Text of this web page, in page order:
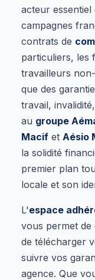
acteur
campagnes
contrats de
particuliers, les
travailleurs
que des
travail,
au groupe
Macif et Aésio
la solidité
premier plan
locale et son
L'espace
vous permet
de télécharger
suivre vos
agence. Que